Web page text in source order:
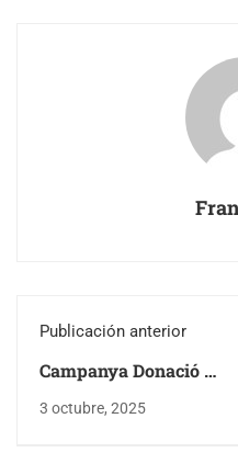
Publicación anterior
Campanya Donació de
Sang
3 octubre, 2025